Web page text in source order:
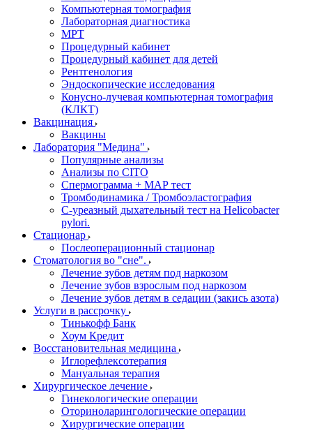
Компьютерная томография
Лабораторная диагностика
МРТ
Процедурный кабинет
Процедурный кабинет для детей
Рентгенология
Эндоскопические исследования
Конусно-лучевая компьютерная томография
(КЛКТ)
Вакцинация
Вакцины
Лаборатория "Медина"
Популярные анализы
Анализы по CITO
Спермограмма + МАР тест
Тромбодинамика / Тромбоэластография
С-уреазный дыхательный тест на Helicobacter
pylori.
Стационар
Послеоперационный стационар
Стоматология во "сне".
Лечение зубов детям под наркозом
Лечение зубов взрослым под наркозом
Лечение зубов детям в седации (закись азота)
Услуги в рассрочку
Тинькофф Банк
Хоум Кредит
Восстановительная медицина
Иглорефлексотерапия
Мануальная терапия
Хирургическое лечение
Гинекологические операции
Оториноларингологические операции
Хирургические операции